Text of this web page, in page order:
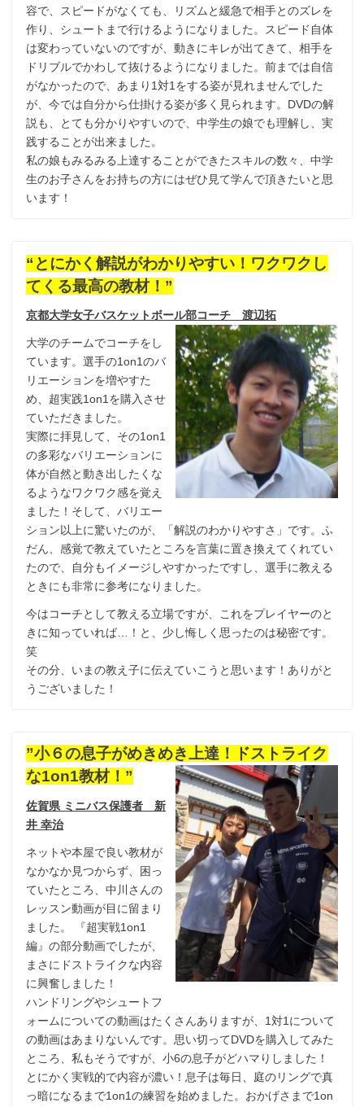
容で、スピードがなくても、リズムと緩急で相手とのズレを
作り、シュートまで行けるようになりました。スピード自体
は変わっていないのですが、動きにキレが出てきて、相手を
ドリブルでかわして抜けるようになりました。前までは自信
がなかったので、あまり1対1をする姿が見れませんでした
が、今では自分から仕掛ける姿が多く見られます。DVDの解
説も、とても分かりやすいので、中学生の娘でも理解し、実
践することが出来ました。
私の娘もみるみる上達することができたスキルの数々、中学
生のお子さんをお持ちの方にはぜひ見て学んで頂きたいと思
います！
“とにかく解説がわかりやすい！ワクワクし
てくる最高の教材！”
京都大学女子バスケットボール部コーチ 渡辺拓
大学のチームでコーチをし
ています。選手の1on1のバ
リエーションを増やすた
め、超実践1on1を購入させ
ていただきました。
実際に拝見して、その1on1
の多彩なバリエーションに
体が自然と動き出したくな
るようなワクワク感を覚え
ました！そして、バリエー
ション以上に驚いたのが、「解説のわかりやすさ」です。ふ
だん、感覚で教えていたところを言葉に置き換えてくれてい
たので、自分もイメージしやすかったですし、選手に教える
ときにも非常に参考になりました。
今はコーチとして教える立場ですが、これをプレイヤーのと
きに知っていれば…！と、少し悔しく思ったのは秘密です。
笑
その分、いまの教え子に伝えていこうと思います！ありがと
うございました！
”小６の息子がめきめき上達！ドストライク
な1on1教材！”
佐賀県 ミニバス保護者 新
井 幸治
ネットや本屋で良い教材が
なかなか見つからず、困っ
ていたところ、中川さんの
レッスン動画が目に留まり
ました。 『超実戦1on1
編』の部分動画でしたが、
まさにドストライクな内容
に興奮しました！
ハンドリングやシュートフ
ォームについての動画はたくさんありますが、1対1について
の動画はあまりないんです。思い切ってDVDを購入してみた
ところ、私もそうですが、小6の息子がどハマりしました！
とにかく実戦的で内容が濃い！息子は毎日、庭のリングで真
っ暗になるまで1on1の練習を始めました。おかげさまで1on